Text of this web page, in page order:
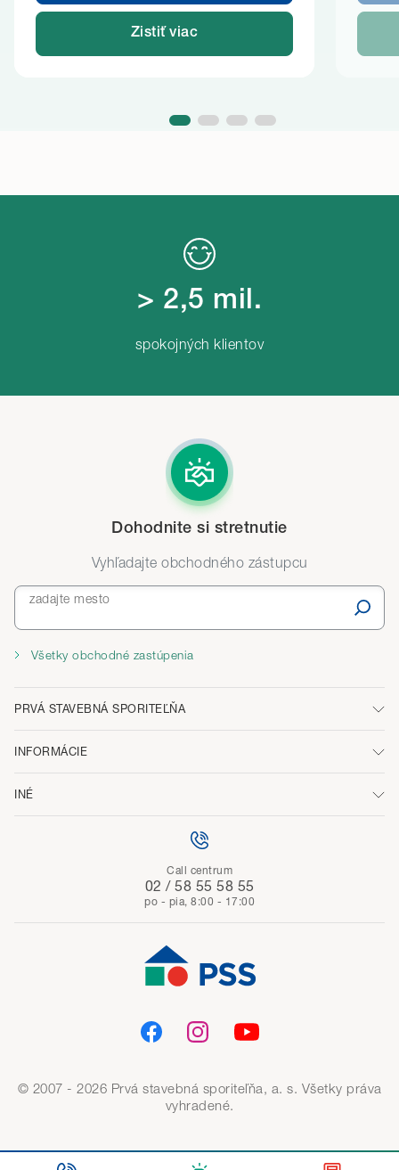
Zistiť viac
> 2,5 mil.
spokojných klientov
Dohodnite si stretnutie
Vyhľadajte obchodného zástupcu
zadajte mesto
Všetky obchodné zastúpenia
PRVÁ STAVEBNÁ SPORITEĽŇA
INFORMÁCIE
INÉ
Call centrum
02 / 58 55 58 55
po - pia, 8:00 - 17:00
© 2007 - 2026 Prvá stavebná sporiteľňa, a. s. Všetky práva
vyhradené.